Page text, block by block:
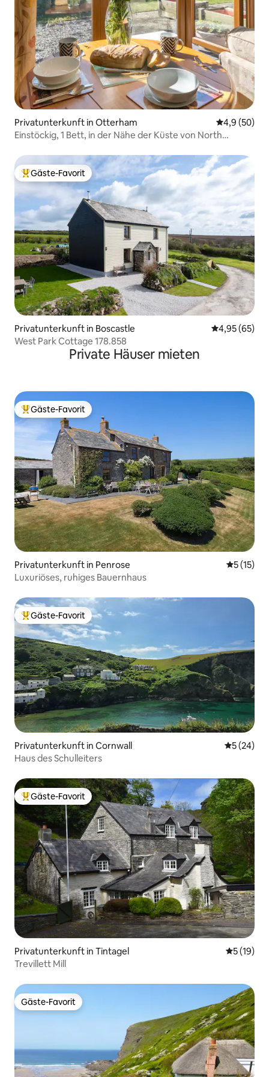
Privatunterkunft in Otterham
4,9 (50)
Einstöckig, 1 Bett, in der Nähe der Küste von North
Beliebter Gäste-Favorit.
Gäste-Favorit
Privatunterkunft in Boscastle
4,95 (65)
West Park Cottage 178.858
Private Häuser mieten
Beliebter Gäste-Favorit.
Gäste-Favorit
Privatunterkunft in Penrose
5 (15)
Luxuriöses, ruhiges Bauernhaus
Beliebter Gäste-Favorit.
Gäste-Favorit
Privatunterkunft in Cornwall
5 (24)
Haus des Schulleiters
Beliebter Gäste-Favorit.
Gäste-Favorit
Privatunterkunft in Tintagel
5 (19)
Trevillett Mill
Gäste-Favorit
Gäste-Favorit